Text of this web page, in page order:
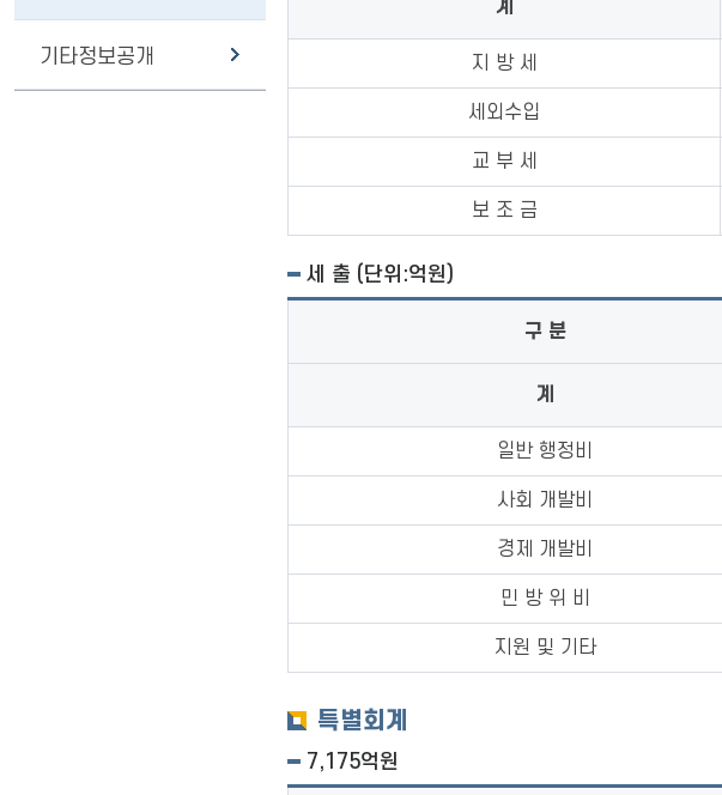
기타정보공개
계
지 방 세
세외수입
교 부 세
보 조 금
세 출 (단위:억원)
구 분
계
일반 행정비
사회 개발비
경제 개발비
민 방 위 비
지원 및 기타
특별회계
7,175억원